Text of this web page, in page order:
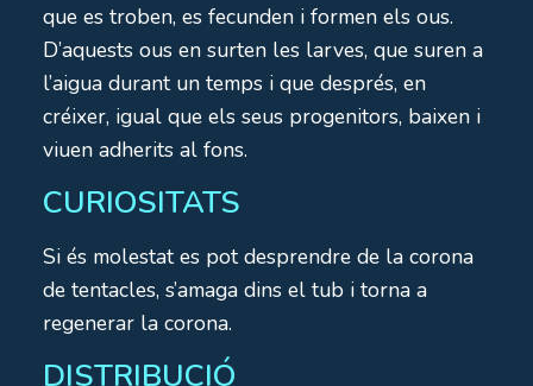
que es troben, es fecunden i formen els ous.
D’aquests ous en surten les larves, que suren a
l’aigua durant un temps i que després, en
créixer, igual que els seus progenitors, baixen i
viuen adherits al fons.
CURIOSITATS
Si és molestat es pot desprendre de la corona
de tentacles, s’amaga dins el tub i torna a
regenerar la corona.
DISTRIBUCIÓ